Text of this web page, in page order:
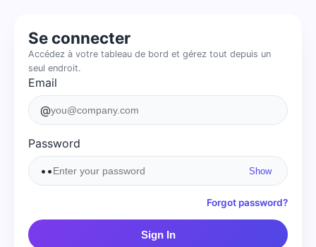
Se connecter
Accédez à votre tableau de bord et gérez tout depuis un
seul endroit.
Email
@
Password
••
Show
Forgot password?
Sign In